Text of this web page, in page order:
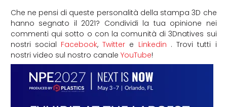
Che ne pensi di queste personalità della stampa 3D che
hanno segnato il 2021? Condividi la tua opinione nei
commenti qui sotto o con la comunità di 3Dnatives sui
nostri social Facebook,Twitter e Linkedin . Trovi tutti i
nostri video sul nostro canale YouTube!